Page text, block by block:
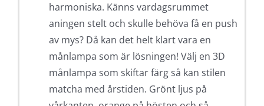
harmoniska. Känns vardagsrummet
aningen stelt och skulle behöva få en push
av mys? Då kan det helt klart vara en
månlampa som är lösningen! Välj en 3D
månlampa som skiftar färg så kan stilen
matcha med årstiden. Grönt ljus på